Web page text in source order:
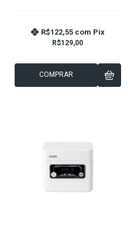
R$129,00
R$122,55 com Pix
COMPRAR